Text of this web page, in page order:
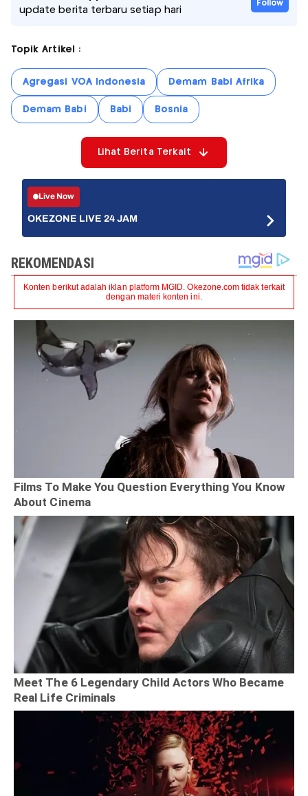
update berita terbaru setiap hari
Follow
Topik Artikel :
Agregasi VOA Indonesia Demam Babi Afrika
Demam Babi Babi Bosnia
Lihat Berita Terkait
Live Now
OKEZONE LIVE 24 JAM